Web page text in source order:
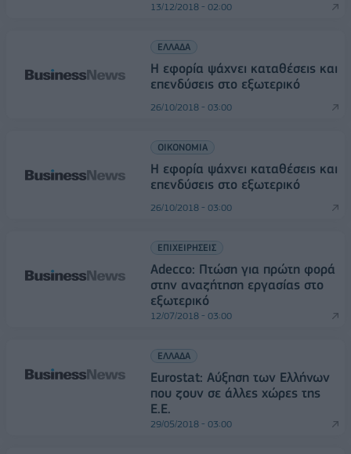
13/12/2018 - 02:00
ΕΛΛΑΔΑ
Η εφορία ψάχνει καταθέσεις και
επενδύσεις στο εξωτερικό
26/10/2018 - 03:00
ΟΙΚΟΝΟΜΙΑ
Η εφορία ψάχνει καταθέσεις και
επενδύσεις στο εξωτερικό
26/10/2018 - 03:00
ΕΠΙΧΕΙΡΗΣΕΙΣ
Adecco: Πτώση για πρώτη φορά
στην αναζήτηση εργασίας στο
εξωτερικό
12/07/2018 - 03:00
ΕΛΛΑΔΑ
Εurostat: Αύξηση των Ελλήνων
που ζουν σε άλλες χώρες της
Ε.Ε.
29/05/2018 - 03:00